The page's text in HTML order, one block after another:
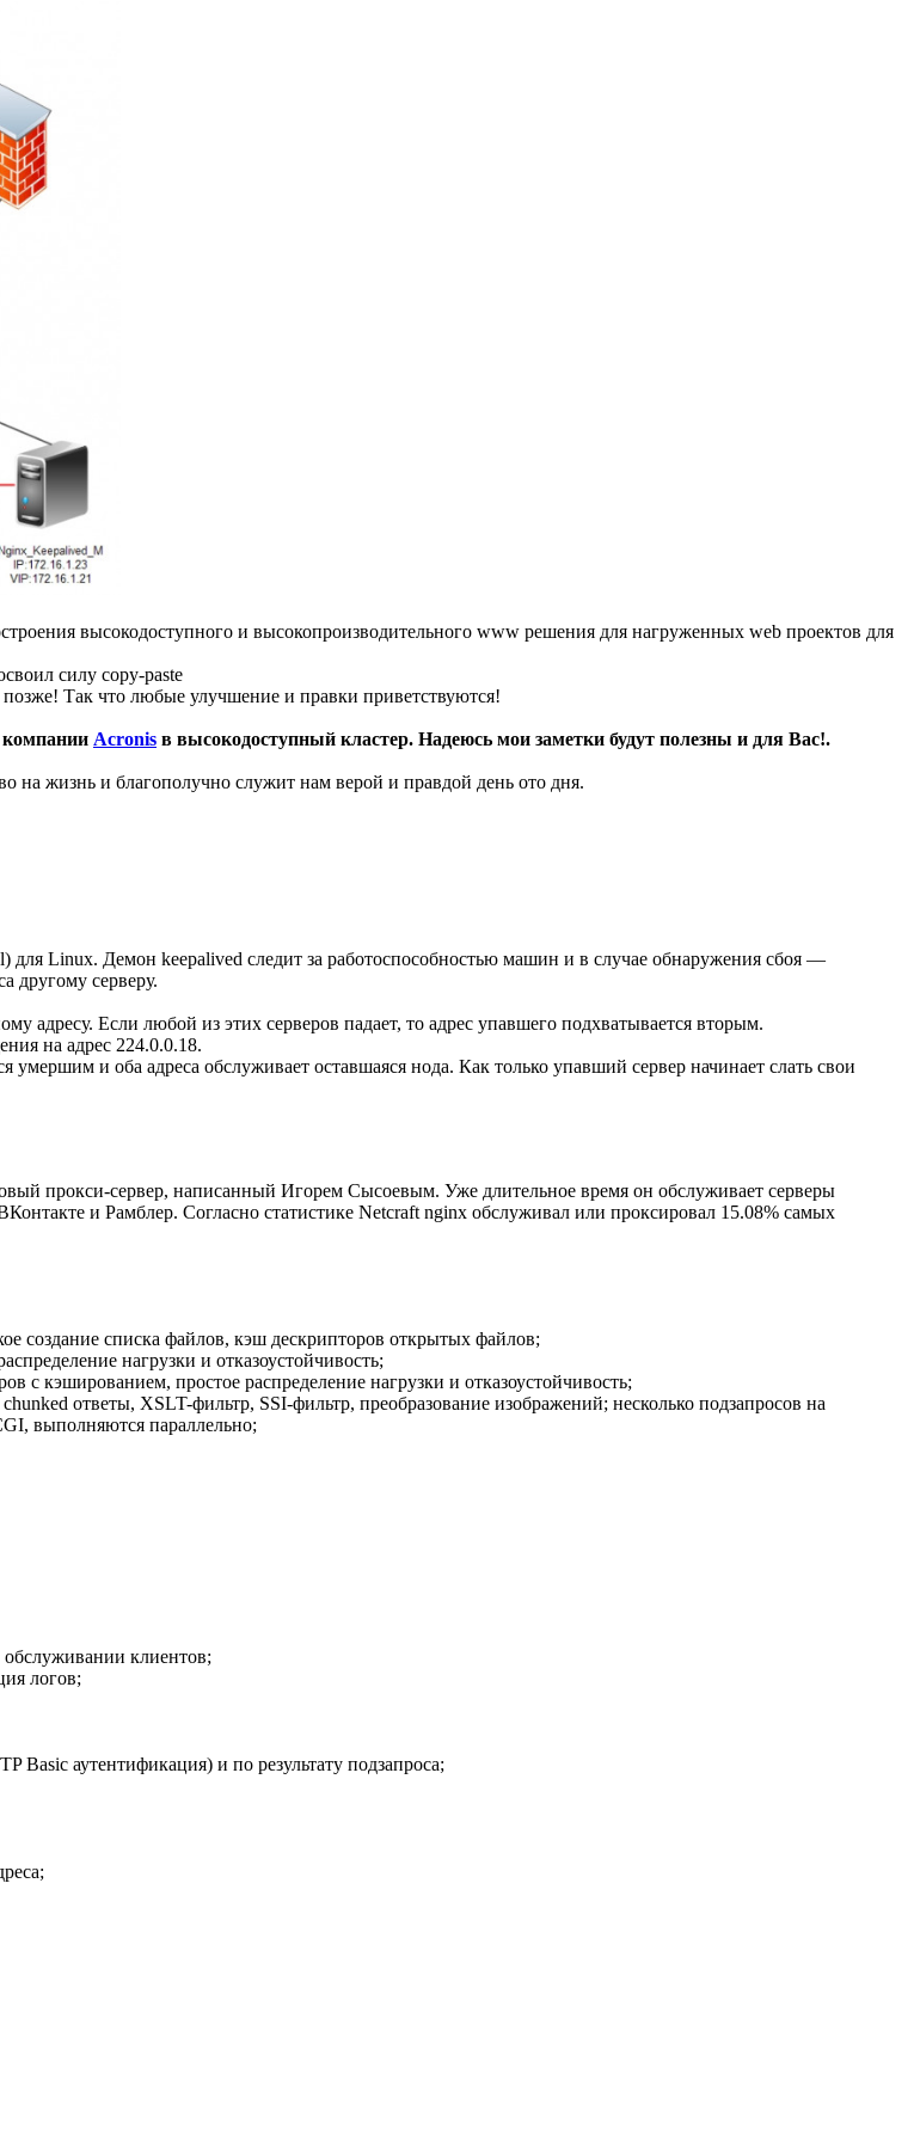
высокодоступного и высокопроизводительного www решения для нагруженных web проектов для
силу copy-paste
Так что любые улучшение и правки приветствуются!
компании Acronis в высокодоступный кластер. Надеюсь мои заметки будут полезны и для Вас!.
на жизнь и благополучно служит нам верой и правдой день ото дня.
Linux. Демон keepalived следит за работоспособностью машин и в случае обнаружения сбоя —
другому серверу.
адресу. Если любой из этих серверов падает, то адрес упавшего подхватывается вторым.
на адрес 224.0.0.18.
и оба адреса обслуживает оставшаяся нода. Как только упавший сервер начинает слать свои
прокси-сервер, написанный Игорем Сысоевым. Уже длительное время он обслуживает серверы
и Рамблер. Согласно статистике Netcraft nginx обслуживал или проксировал 15.08% самых
создание списка файлов, кэш дескрипторов открытых файлов;
нагрузки и отказоустойчивость;
с кэшированием, простое распределение нагрузки и отказоустойчивость;
ответы, XSLT-фильтр, SSI-фильтр, преобразование изображений; несколько подзапросов на
выполняются параллельно;
обслуживании клиентов;
логов;
Basic аутентификация) и по результату подзапроса;